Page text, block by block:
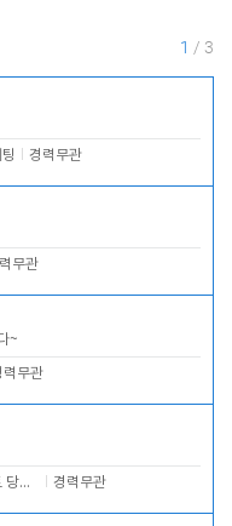
1 / 3
경력무관
무관
~
력무관
격일제 프론트 당번 업무로 주차 및 객실 점검 경력무관